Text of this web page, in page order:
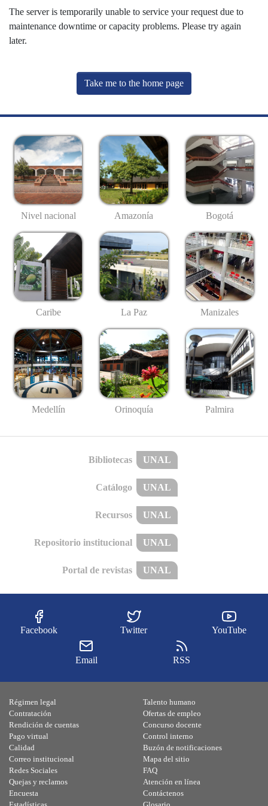
The server is temporarily unable to service your request due to
maintenance downtime or capacity problems. Please try again
later.
Take me to the home page
Nivel nacional Amazonía Bogotá
Caribe La Paz Manizales
Medellín Orinoquía Palmira
Bibliotecas UNAL
Catálogo UNAL
Recursos UNAL
Repositorio institucional UNAL
Portal de revistas UNAL
Facebook Twitter YouTube
Email RSS
Régimen legal
Contratación
Rendición de cuentas
Pago virtual
Calidad
Talento humano
Ofertas de empleo
Concurso docente
Control interno
Buzón de notificaciones
Correo institucional
Redes Sociales
Quejas y reclamos
Encuesta
Mapa del sitio
FAQ
Atención en línea
Contáctenos